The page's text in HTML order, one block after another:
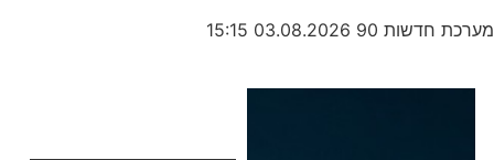
מערכת חדשות 90 03.08.2026
15:15